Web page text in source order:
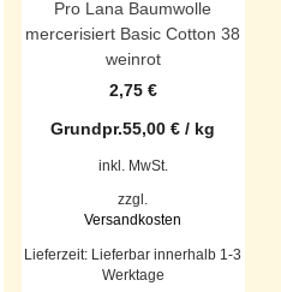
Pro Lana Baumwolle
mercerisiert Basic Cotton 38
weinrot
2,75 €
Grundpr.55,00€ / kg
inkl. MwSt.
zzgl.
Versandkosten
Lieferzeit: Lieferbar innerhalb 1-3
Werktage